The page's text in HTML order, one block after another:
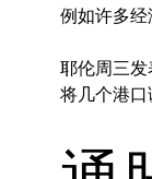
例如许多经
耶伦周三发
将几个港口